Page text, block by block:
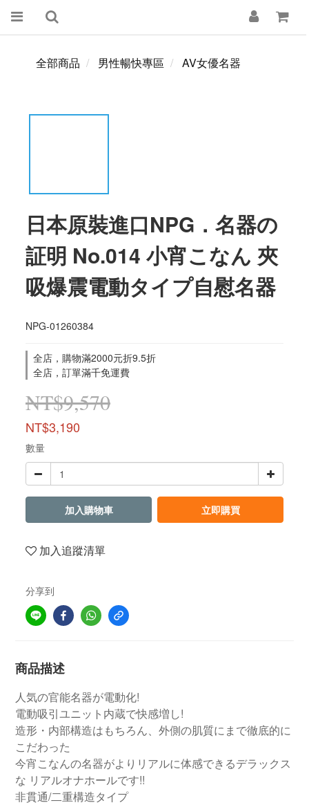
全部商品 男性暢快專區 AV女優名器
日本原裝進口NPG．名器の
証明 No.014 小宵こなん 夾
吸爆震電動タイプ自慰名器
NPG-01260384
全店，購物滿2000元折9.5折
全店，訂單滿千免運費
NT$9,570
NT$3,190
數量
加入購物車 立即購買
加入追蹤清單
分享到
商品描述
人気の官能名器が電動化!
電動吸引ユニット内蔵で快感増し!
造形・内部構造はもちろん、外側の肌質にまで徹底的に
こだわった
今宵こなんの名器がよりリアルに体感できるデラックス
な リアルオナホールです!!
非貫通/二重構造タイプ